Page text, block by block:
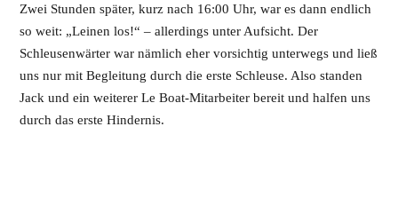
Zwei Stunden später, kurz nach 16:00 Uhr, war es dann endlich
so weit: „Leinen los!“ – allerdings unter Aufsicht. Der
Schleusenwärter war nämlich eher vorsichtig unterwegs und ließ
uns nur mit Begleitung durch die erste Schleuse. Also standen
Jack und ein weiterer Le Boat-Mitarbeiter bereit und halfen uns
durch das erste Hindernis.